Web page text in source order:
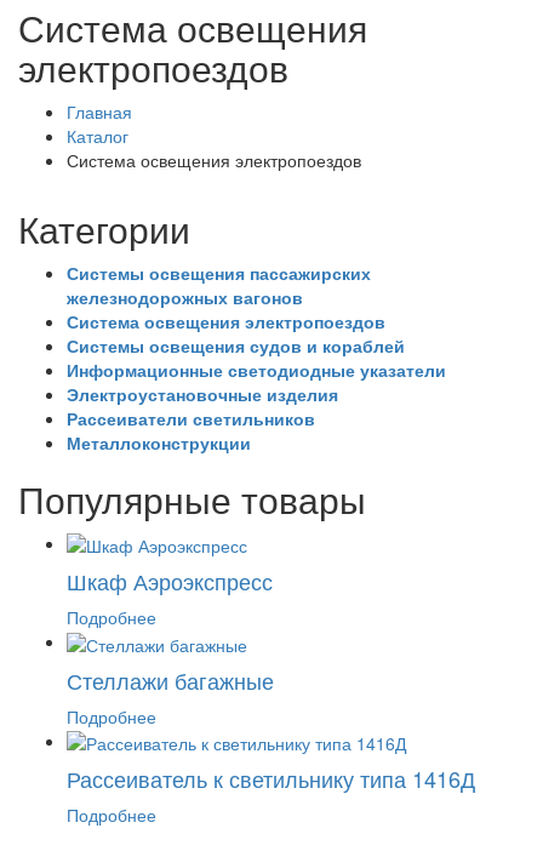
Система освещения
электропоездов
Главная
Каталог
Система освещения электропоездов
Категории
Системы освещения пассажирских
железнодорожных вагонов
Система освещения электропоездов
Системы освещения судов и кораблей
Информационные светодиодные указатели
Электроустановочные изделия
Рассеиватели светильников
Металлоконструкции
Популярные товары
Шкаф Аэроэкспресс
Подробнее
Стеллажи багажные
Подробнее
Рассеиватель к светильнику типа 1416Д
Подробнее